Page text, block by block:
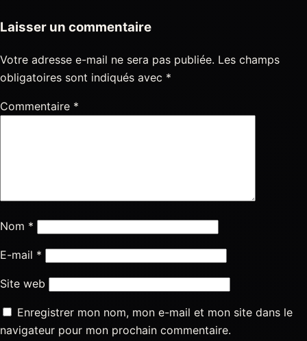
Laisser un commentaire
Votre adresse e-mail ne sera pas publiée. Les champs
obligatoires sont indiqués avec *
Commentaire *
Nom *
E-mail *
Site web
Enregistrer mon nom, mon e-mail et mon site dans le
navigateur pour mon prochain commentaire.